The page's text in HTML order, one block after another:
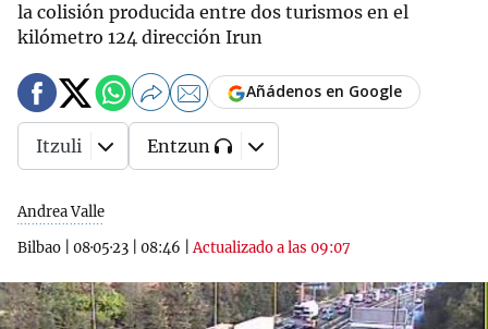
la colisión producida entre dos turismos en el
kilómetro 124 dirección Irun
Andrea Valle
Bilbao
08·05·23 08:46 |Actualizado a las 09:07
Añádenos en Google
Itzuli Entzun